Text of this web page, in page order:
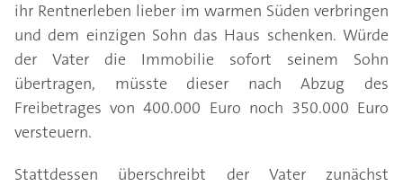
ihr Rentnerleben lieber im warmen Süden verbringen
und dem einzigen Sohn das Haus schenken. Würde
der Vater die Immobilie sofort seinem Sohn
übertragen, müsste dieser nach Abzug des
Freibetrages von 400.000 Euro noch 350.000 Euro
versteuern.
Stattdessen überschreibt der Vater zunächst